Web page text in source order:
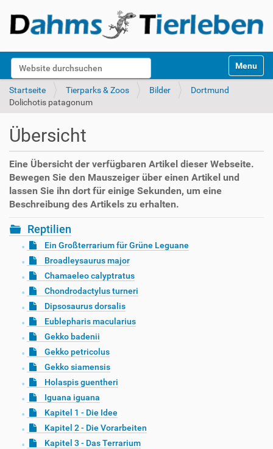
Website durchsuchen
k
Toggle
Startseite Tierparks & Zoos Bilder
Dortmund
Dolichotis patagonum
Übersicht
Eine Übersicht der verfügbaren Artikel dieser Webseite.
Bewegen Sie den Mauszeiger über einen Artikel und
lassen Sie ihn dort für einige Sekunden, um eine
Beschreibung des Artikels zu erhalten.
Reptilien
Ein Großterrarium für Grüne Leguane
Broadleysaurus major
Chamaeleo calyptratus
Chondrodactylus turneri
Dipsosaurus dorsalis
Eublepharis macularius
Gekko badenii
Gekko petricolus
Gekko siamensis
Holaspis guentheri
Iguana iguana
Kapitel 1 - Die Idee
Kapitel 2 - Die Vorarbeiten
Kapitel 3 - Das Terrarium